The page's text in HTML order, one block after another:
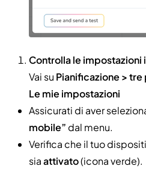
Controlla le impostazioni
Vai su Pianificazione >
Le mie impostazioni
Assicurati di aver
mobile” dal menu.
Verifica che il tuo
siaattivato(icona verde).